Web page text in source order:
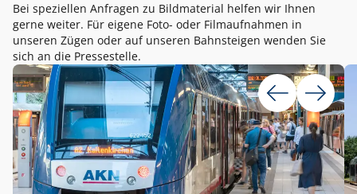
Bei speziellen Anfragen zu Bildmaterial helfen wir Ihnen
gerne weiter. Für eigene Foto- oder Filmaufnahmen in
unseren Zügen oder auf unseren Bahnsteigen wenden Sie
sich an die Pressestelle.